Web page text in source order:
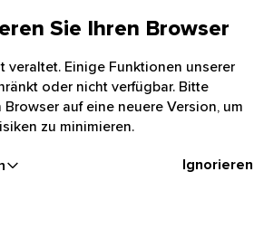
Sie Ihren Browser
veraltet. Einige Funktionen unserer
oder nicht verfügbar. Bitte
auf eine neuere Version, um
zu minimieren.
Ignorieren